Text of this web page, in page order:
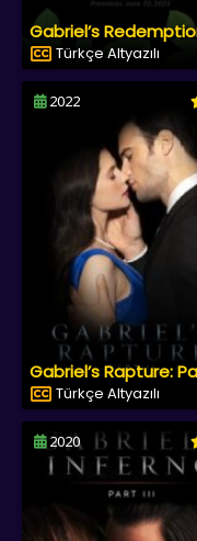
Türkçe Altyazılı
2022
Gabriel’s Rapture:
Türkçe Altyazılı
2020